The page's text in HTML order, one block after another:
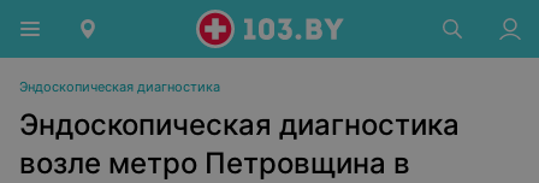
Эндоскопическая диагностика
Эндоскопическая диагностика
возле метро Петровщина в